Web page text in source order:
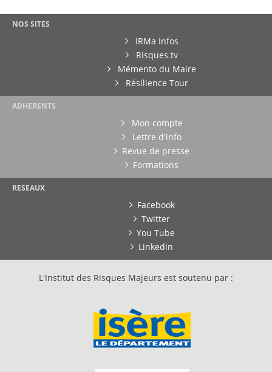
NOS SITES
IRMa Infos
Risques.tv
Mémento du Maire
Résilience Tour
ADHERENTS
Mon compte
Lettre d'info
Revue de presse
Formations
RESEAUX
Facebook
Twitter
You Tube
Linkedin
L'Institut des Risques Majeurs est soutenu par :